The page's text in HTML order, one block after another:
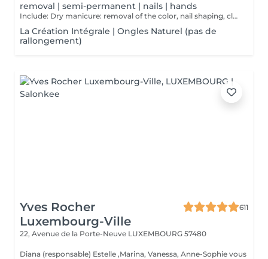
removal | semi-permanent | nails | hands
Include: Dry manicure: removal of the color, nail shaping, cleaning of the cuticle and to finish a massage of the hands at the end of the dry manicure and possibly cover them with a strengthening varnish at the end.
La Création Intégrale | Ongles Naturel (pas de
rallongement)
Yves Rocher
Luxembourg-Ville
611
22, Avenue de la Porte-Neuve LUXEMBOURG 57480
Diana (responsable) Estelle ,Marina, Vanessa, Anne-Sophie vous